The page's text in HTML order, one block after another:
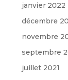
janvier 2022
décembre
novembre
septembre
juillet 2021